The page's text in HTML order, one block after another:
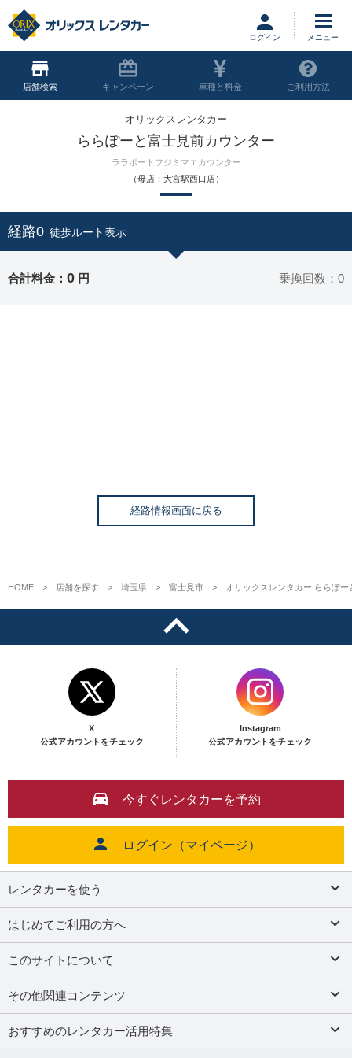
ログイン
店舗 キャンペーン 車種と料金 ご利用方法
オリックスレンタカー
ららぽーと富士見前カウンター
ララポートフジミマエカウンター
（母店：大宮駅西口店）
経路0 徒歩ルート表示
合計料金： 0 円 乗換回数：0
経路情報画面に戻る
HOME 店舗を探す 埼玉県 富士見市 オリックスレンタカー ららぽ
X
公式アカウントをチェック
Instagram
公式アカウントをチェック
今すぐレンタカーを予約
ログイン（マイページ）
レンタカーを使う
はじめてご利用の方へ
このサイトについて
その他関連コンテンツ
おすすめのレンタカー活用特集